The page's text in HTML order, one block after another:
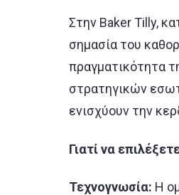
Στην Baker Tilly,
σημασία του
πραγματικότητα
στρατηγικών
ενισχύουν την
Γιατί να
Τεχνογνωσία: Η